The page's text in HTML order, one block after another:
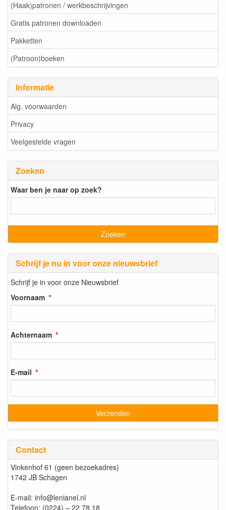
(Haak)patronen / werkbeschrijvingen
Gratis patronen downloaden
Pakketten
(Patroon)boeken
Informatie
Alg. voorwaarden
Privacy
Veelgestelde vragen
Zoeken
Waar ben je naar op zoek?
Schrijf je nu in voor onze nieuwsbrief
Schrijf je in voor onze Nieuwsbrief
Voornaam
Achternaam
E-mail
Contact
Vinkenhof 61 (geen bezoekadres)
1742 JB Schagen
E-mail: info@lenianel.nl
Telefoon: (0224) – 22 78 18